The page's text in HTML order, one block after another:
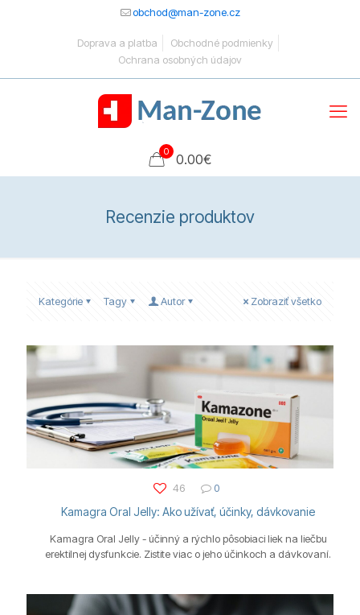
obchod@man-zone.cz
Doprava a platba
Obchodné podmienky
Ochrana osobných údajov
0 0.00€
Recenzie produktov
Kategórie Tagy Autor Zobraziť všetko
46 0
Kamagra Oral Jelly: Ako užívať, účinky, dávkovanie
Kamagra Oral Jelly - účinný a rýchlo pôsobiaci liek na liečbu
erektilnej dysfunkcie. Zistite viac o jeho účinkoch a dávkovaní.